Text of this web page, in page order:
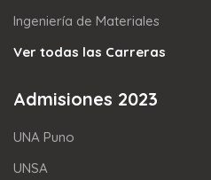
Ingeniería de Materiales
Ver todas las Carreras
Admisiones 2023
UNA Puno
UNSA